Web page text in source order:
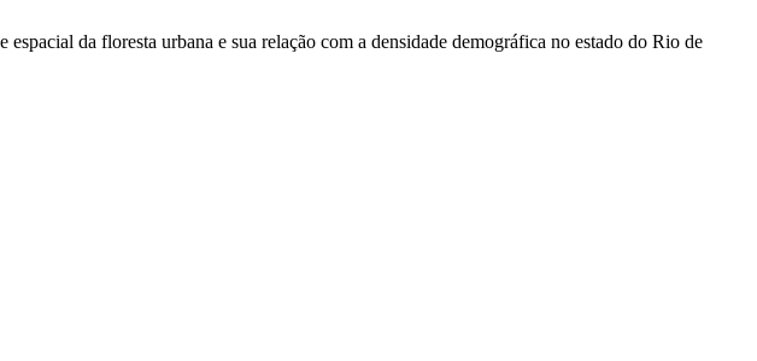
da floresta urbana e sua relação com a densidade demográfica no estado do Rio de